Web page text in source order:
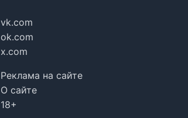
vk.com
ok.com
x.com
Реклама на сайте
О сайте
18+